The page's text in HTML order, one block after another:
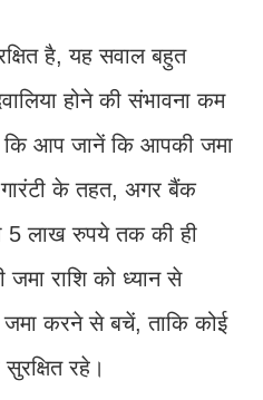
है, यह सवाल बहुत
होने की संभावना कम
कि आप जानें कि आपकी जमा
गारंटी के तहत, अगर बैंक
5 लाख रुपये तक की ही
जमा राशि को ध्यान से
करने से बचें, ताकि कोई
रहे।